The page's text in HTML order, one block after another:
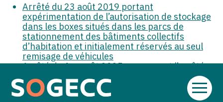
Aller
Arrêté du 23 août 2019 portant
expérimentation de l’autorisation de stockage
dans les boxes situés dans les parcs de
stationnement des bâtiments collectifs
d’habitation et initialement réservés au seul
remisage de véhicules
Arrêté du 1er août 2025 prorogeant l’arrêté
du 23 août 2019 portant expérimentation de
l’autorisation de stockage dans les boxes
situés dans les parcs de stationnement des